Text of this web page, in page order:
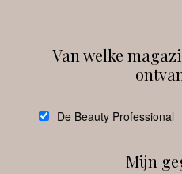
Van welke
De Beauty Professional
Mijn